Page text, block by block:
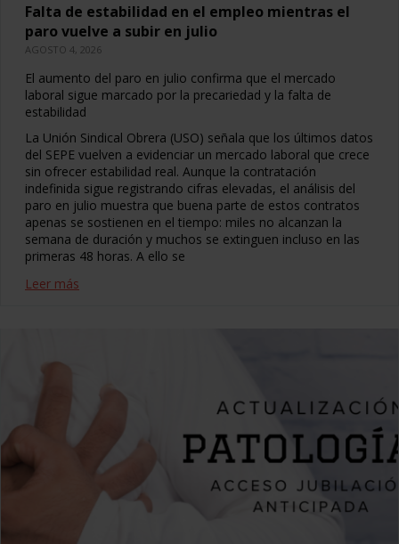
Falta de estabilidad en el empleo mientras el
paro vuelve a subir en julio
AGOSTO 4, 2026
El aumento del paro en julio confirma que el mercado
laboral sigue marcado por la precariedad y la falta de
estabilidad
La Unión Sindical Obrera (USO) señala que los últimos datos
del SEPE vuelven a evidenciar un mercado laboral que crece
sin ofrecer estabilidad real. Aunque la contratación
indefinida sigue registrando cifras elevadas, el análisis del
paro en julio muestra que buena parte de estos contratos
apenas se sostienen en el tiempo: miles no alcanzan la
semana de duración y muchos se extinguen incluso en las
primeras 48 horas. A ello se
Leer más